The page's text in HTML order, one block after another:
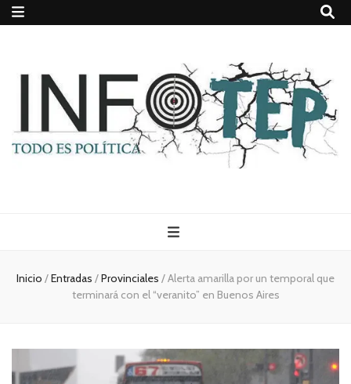
Todo es
(rosca)
política
Inicio /Entradas /Provinciales /Alerta amarilla por un temporal que
terminará con el “veranito” en Buenos Aires